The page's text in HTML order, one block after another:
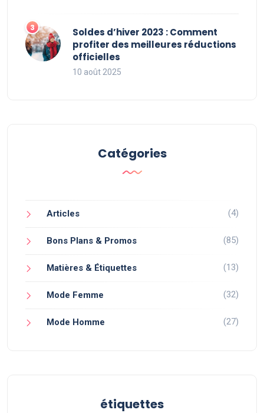
Soldes d’hiver 2023 : Comment
profiter des meilleures réductions
officielles
10 août 2025
Catégories
Articles (4)
Bons Plans & Promos (85)
Matières & Étiquettes (13)
Mode Femme (32)
Mode Homme (27)
étiquettes